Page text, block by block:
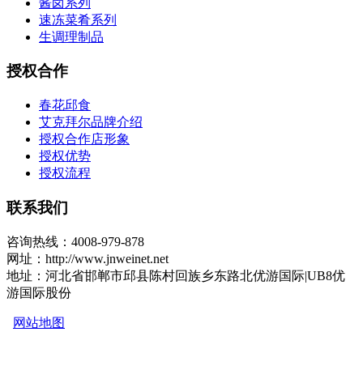
速冻菜肴系列
生调理制品
授权合作
春花邱食
艾克拜尔品牌介绍
授权合作店形象
授权优势
授权流程
联系我们
咨询热线：4008-979-878
网址：http://www.jnweinet.net
地址：河北省邯郸市邱县陈村回族乡东路北优游国际|UB8优
游国际股份
网站地图